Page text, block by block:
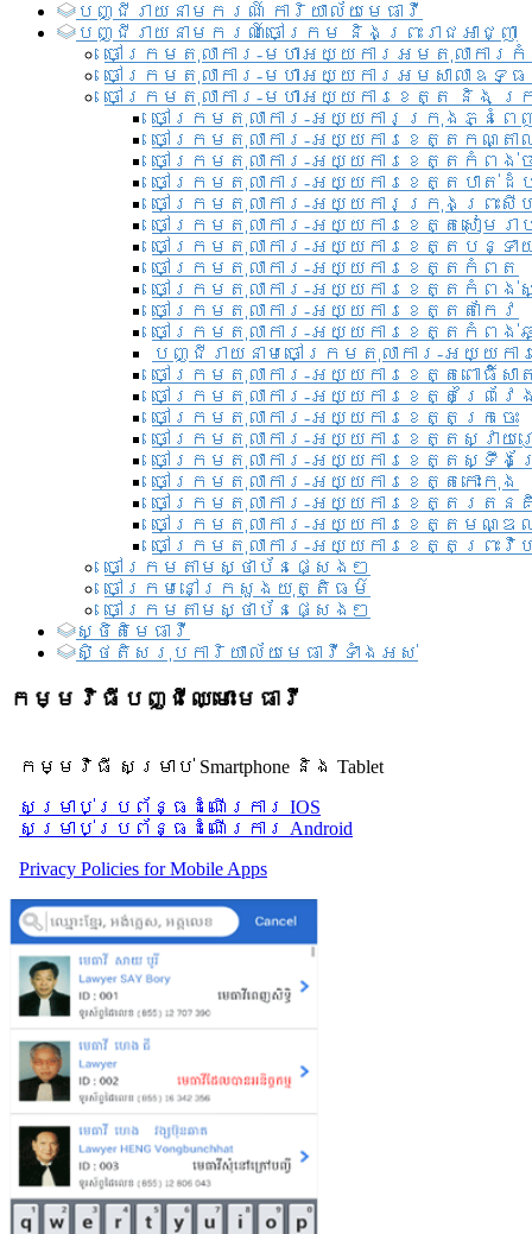
បញ្ជី​រាយ​នាមករណ៍ ការិយាល័យ​មេធាវី​
បញ្ជី​រាយ​នាមករណ៍​ចៅក្រម និងព្រះរាជអាជ្ញា
ចៅក្រមតុលាការ-មហាអយ្យការអមតុលាការ
ចៅក្រមតុលាការ-មហាអយ្យការអមសាលាឧទ្
ចៅក្រមតុលាការ-មហាអយ្យការខេត្ត និង ក្
ចៅក្រមតុលាការ-អយ្យការក្រុងភ្នំពេ
ចៅក្រមតុលាការ-អយ្យការខេត្តកណ្តា
ចៅក្រមតុលាការ-អយ្យការខេត្តកំពង់ច
ចៅក្រមតុលាការ-អយ្យការខេត្តបាត់ដំ
ចៅក្រមតុលាការ-អយ្យការ​ក្រុងព្រះសី
ចៅក្រមតុលាការ-អយ្យការខេត្តសៀមរា
ចៅក្រមតុលាការ-អយ្យការខេត្តបន្ទា
ចៅក្រមតុលាការ-អយ្យការខេត្តកំពត
ចៅក្រមតុលាការ-អយ្យការខេត្តកំពង់
ចៅក្រមតុលាការ-អយ្យការខេត្តតាកែវ
ចៅក្រមតុលាការ-អយ្យការខេត្តកំពង់
បញ្ជីរាយនាមចៅក្រមតុលាការ-អយ្យក
ចៅក្រមតុលាការ-អយ្យការខេត្តពោធិ៍សា
ចៅក្រមតុលាការ-អយ្យការខេត្តព្រៃវែ
ចៅក្រមតុលាការ-អយ្យការខេត្តក្រចេះ
ចៅក្រមតុលាការ-អយ្យការខេត្តស្វាយ
ចៅក្រមតុលាការ-អយ្យការខេត្តស្ទឹង
ចៅក្រមតុលាការ-អយ្យការខេត្តកោះកុង
ចៅក្រមតុលាការ-អយ្យការខេត្តរតន
ចៅក្រមតុលាការ-អយ្យការខេត្តមណ្
ចៅក្រមតុលាការ-អយ្យការខេត្តព្រះវិហ
ចៅក្រមតាមស្ថាប័នផ្សេងៗ
ចៅក្រមនៅក្រសួងយុត្តិធម៌
ចៅក្រមតាមស្ថាប័នផ្សេងៗ
ស្ថិតិមេធាវី
សិ្ថតិសរុបការិយាល័យមេធាវីទាំងអស់​
កម្មវិធីបញ្ជីឈ្មោះមេធាវី
កម្មវិធី សម្រាប់ Smartphone និង Tablet
សម្រាប់​ប្រព័ន្ធដំណើរការ IOS
សម្រាប់​ប្រព័ន្ធដំណើរការ Android
Privacy Policies for Mobile Apps